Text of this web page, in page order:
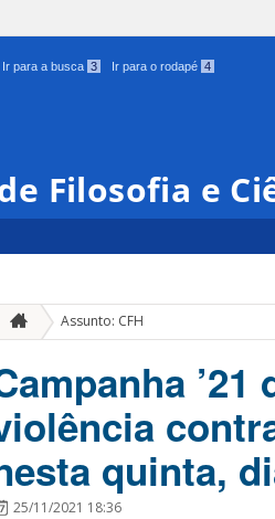
Ir para a busca 3 Ir para o rodapé 4
Filosofia e
Assunto: CFH
quinta,
25/11/2021 18:36